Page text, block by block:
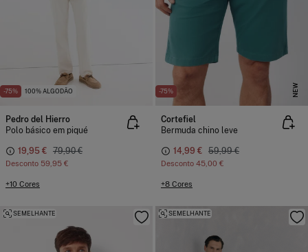
-75% 100% ALGODÃO
Pedro del Hierro
Polo básico em piqué
19,95 € 79,90 €
Desconto 59,95 €
+10 Cores
-75% NEW
Cortefiel
Bermuda chino leve
14,99 € 59,99 €
Desconto 45,00 €
+8 Cores
SEMELHANTE SEMELHANTE